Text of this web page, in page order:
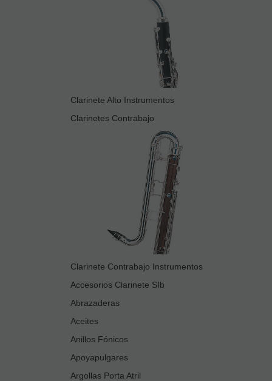
Clarinete Alto Instrumentos
Clarinetes Contrabajo
Clarinete Contrabajo Instrumentos
Accesorios Clarinete SIb
Abrazaderas
Aceites
Anillos Fónicos
Apoyapulgares
Argollas Porta Atril